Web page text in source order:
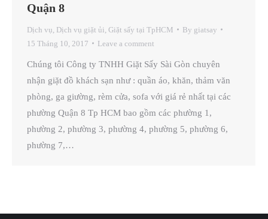
Quận 8
Dịch vụ Dịch vụ giặt ủi Giặt sấy tại TpHCM By giatsay
15 Tháng 10, 2017
Leave a comment
Chúng tôi Công ty TNHH Giặt Sấy Sài Gòn chuyên
nhận giặt đồ khách sạn như : quần áo, khăn, thảm văn
phòng, ga giường, rèm cửa, sofa với giá rẻ nhất tại các
phường Quận 8 Tp HCM bao gồm các phường 1,
phường 2, phường 3, phường 4, phường 5, phường 6,
phường 7,…